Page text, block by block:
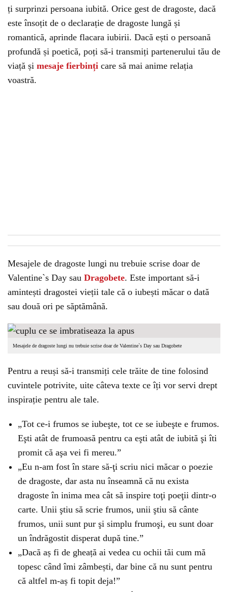
ți surprinzi persoana iubită. Orice gest de dragoste, dacă
este însoțit de o declarație de dragoste lungă și
romantică, aprinde flacara iubirii. Dacă ești o persoană
profundă și poetică, poți să-i transmiți partenerului tău de
viață și mesaje fierbinți care să mai anime relația
voastră.
Mesajele de dragoste lungi nu trebuie scrise doar de
Valentine`s Day sau Dragobete. Este important să-i
amintești dragostei vieții tale că o iubești măcar o dată
sau două ori pe săptămână.
Mesajele de dragoste lungi nu trebuie scrise doar de Valentine`s Day sau Dragobete
Pentru a reuși să-i transmiți cele trăite de tine folosind
cuvintele potrivite, uite câteva texte ce îți vor servi drept
inspirație pentru ale tale.
„Tot ce-i frumos se iubeşte, tot ce se iubeşte e frumos.
Eşti atât de frumoasă pentru ca eşti atât de iubită şi îti
promit că aşa vei fi mereu.”
„Eu n-am fost în stare să-ţi scriu nici măcar o poezie
de dragoste, dar asta nu înseamnă că nu exista
dragoste în inima mea cât să inspire toţi poeţii dintr-o
carte. Unii ştiu să scrie frumos, unii ştiu să cânte
frumos, unii sunt pur şi simplu frumoşi, eu sunt doar
un îndrăgostit disperat după tine.”
„Dacă aș fi de gheață ai vedea cu ochii tăi cum mă
topesc când îmi zâmbești, dar bine că nu sunt pentru
că altfel m-aș fi topit deja!”